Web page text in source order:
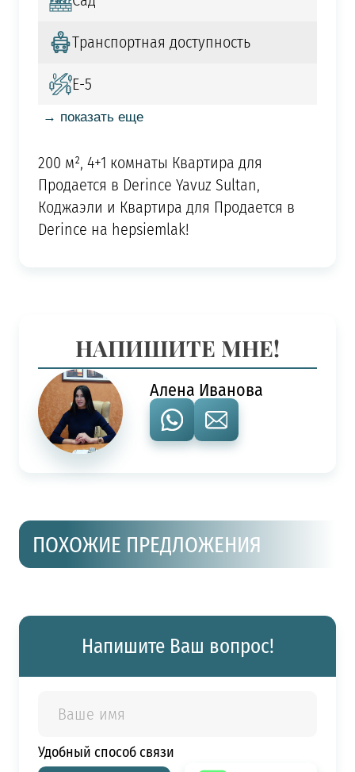
Транспортная доступность
Е-5
→ показать еще
200 м², 4+1 комнаты Квартира для
Продается в Derince Yavuz Sultan,
Коджаэли и Квартира для Продается в
Derince на hepsiemlak!
НАПИШИТЕ МНЕ!
Алена Иванова
ПОХОЖИЕ ПРЕДЛОЖЕНИЯ
Напишите Ваш вопрос!
Удобный способ связи